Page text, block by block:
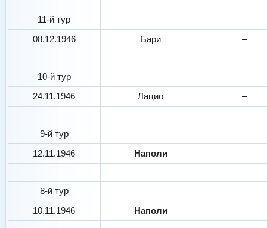
11-й тур
08.12.1946
Бари –
10-й тур
24.11.1946
Лацио –
9-й тур
12.11.1946
Наполи –
8-й тур
10.11.1946
Наполи –